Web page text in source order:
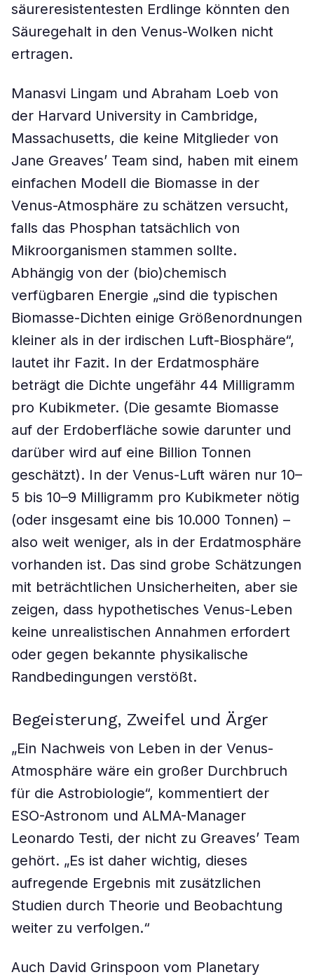
säureresistentesten Erdlinge könnten den
Säuregehalt in den Venus-Wolken nicht
ertragen.
Manasvi Lingam und Abraham Loeb von
der Harvard University in Cambridge,
Massachusetts, die keine Mitglieder von
Jane Greavesʼ Team sind, haben mit einem
einfachen Modell die Biomasse in der
Venus-Atmosphäre zu schätzen versucht,
falls das Phosphan tatsächlich von
Mikroorganismen stammen sollte.
Abhängig von der (bio)chemisch
verfügbaren Energie „sind die typischen
Biomasse-Dichten einige Größenordnungen
kleiner als in der irdischen Luft-Biosphäre“,
lautet ihr Fazit. In der Erdatmosphäre
beträgt die Dichte ungefähr 44 Milligramm
pro Kubikmeter. (Die gesamte Biomasse
auf der Erdoberfläche sowie darunter und
darüber wird auf eine Billion Tonnen
geschätzt). In der Venus-Luft wären nur 10–
5 bis 10–9 Milligramm pro Kubikmeter nötig
(oder insgesamt eine bis 10.000 Tonnen) –
also weit weniger, als in der Erdatmosphäre
vorhanden ist. Das sind grobe Schätzungen
mit beträchtlichen Unsicherheiten, aber sie
zeigen, dass hypothetisches Venus-Leben
keine unrealistischen Annahmen erfordert
oder gegen bekannte physikalische
Randbedingungen verstößt.
Begeisterung, Zweifel und Ärger
„Ein Nachweis von Leben in der Venus-
Atmosphäre wäre ein großer Durchbruch
für die Astrobiologie“, kommentiert der
ESO-Astronom und ALMA-Manager
Leonardo Testi, der nicht zu Greavesʼ Team
gehört. „Es ist daher wichtig, dieses
aufregende Ergebnis mit zusätzlichen
Studien durch Theorie und Beobachtung
weiter zu verfolgen.“
Auch David Grinspoon vom Planetary